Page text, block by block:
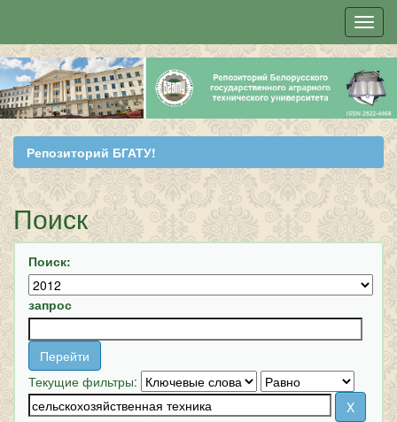
Skip
navigation
Репозиторий БГАТУ!
Поиск
Поиск:
запрос
Текущие фильтры: